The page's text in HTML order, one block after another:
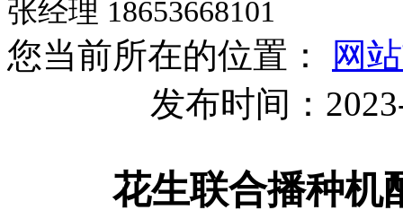
张经理 18653668101
您当前所在的位置：
网
发布时间：
花生联合播种机